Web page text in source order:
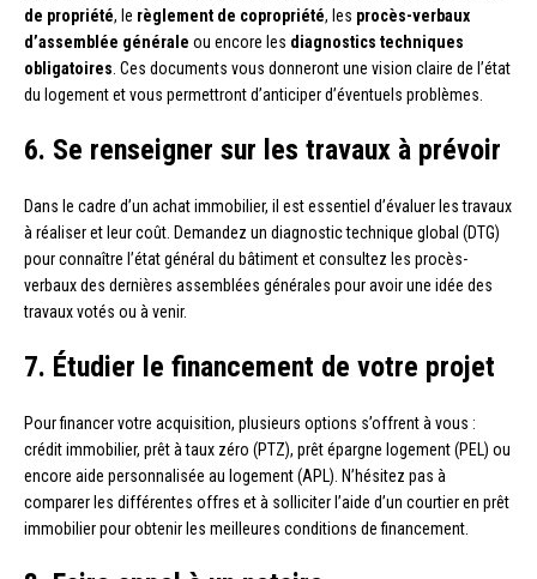
de propriété, le règlement de copropriété, les procès-verbaux
d’assemblée générale ou encore les diagnostics techniques
obligatoires. Ces documents vous donneront une vision claire de l’état
du logement et vous permettront d’anticiper d’éventuels problèmes.
6. Se renseigner sur les travaux à prévoir
Dans le cadre d’un achat immobilier, il est essentiel d’évaluer les travaux
à réaliser et leur coût. Demandez un diagnostic technique global (DTG)
pour connaître l’état général du bâtiment et consultez les procès-
verbaux des dernières assemblées générales pour avoir une idée des
travaux votés ou à venir.
7. Étudier le financement de votre projet
Pour financer votre acquisition, plusieurs options s’offrent à vous :
crédit immobilier, prêt à taux zéro (PTZ), prêt épargne logement (PEL) ou
encore aide personnalisée au logement (APL). N’hésitez pas à
comparer les différentes offres et à solliciter l’aide d’un courtier en prêt
immobilier pour obtenir les meilleures conditions de financement.